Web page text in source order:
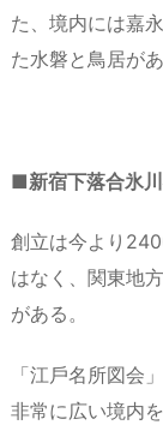
た、境内には嘉
た水磐と鳥居が
■新宿下落合氷川
創⽴は今より
はなく、関東地
がある。
「江⼾名所図会
⾮常に広い境内